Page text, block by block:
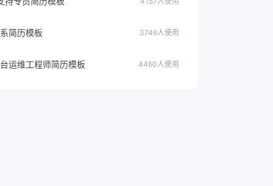
简历模板 3746人使用
运维工程师简历模板 4460人使用